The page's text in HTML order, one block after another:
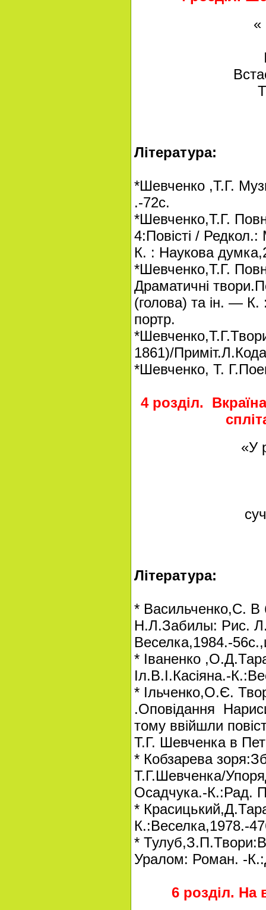
« Ми
І голос
Встає в
Твоя
Література:
*Шевченко ,Т.Г.
.-72с.
*Шевченко,Т.Г.
4:Повісті /
К. : Наукова
*Шевченко,Т.Г.
Драматичні
(голова) та ін. —
портр.
1861)/
*Шевченко, Т.
4 розділ.
«У росяні
Література:
* Васильченко,С. В
Н.Л.Забилы: Рис.
Веселка,1984.-
* Іваненко
Іл.В.І.Касіяна.-
* Ільченко,О.Є.
.Оповідання
тому ввійшли
Т.Г. Шевченка в
* Кобзарева
Т.Г.Шевченка/
Осадчука.-К.:Рад.
*
К.:Веселка,1978.-
* Тулуб,З.П.Твори:В
Уралом: Роман. -
6 розділ. На